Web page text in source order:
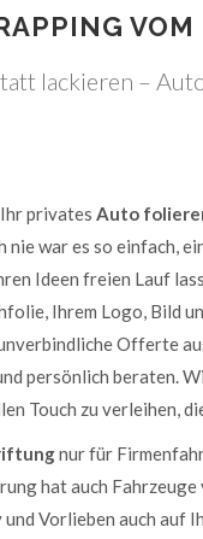
VOM
lackieren –
Ihr privatesAuto
nie war es so einfach,
Ideen freien Lauf
Ihrem Logo, Bild
Offerte
persönlich beraten.
Touch zu verleihen,
nur für
hat auch
und Vorlieben auch auf